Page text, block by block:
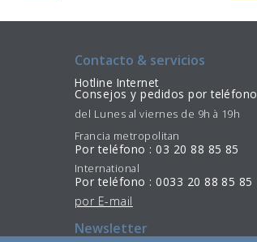
Contacto & servicios
Hotline Internet
Consejos y pedidos por teléfono
del Lunes al viernes de 9h à 19h
Francia metropolitan
Por teléfono : 03 20 88 85 85
International
Por teléfono : 0033 20 88 85 85
por E-mail
Newsletter